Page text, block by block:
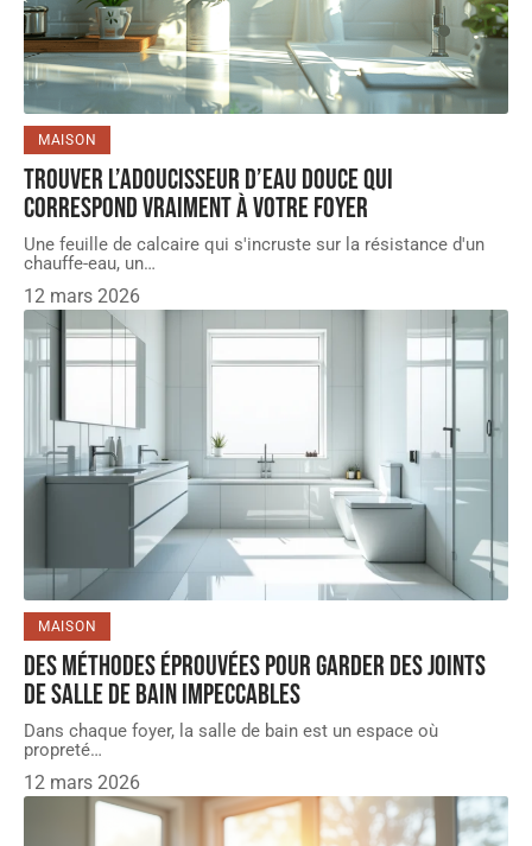
MAISON
Trouver l’adoucisseur d’eau douce qui
correspond vraiment à votre foyer
Une feuille de calcaire qui s'incruste sur la résistance d'un
chauffe-eau, un…
12 mars 2026
MAISON
Des méthodes éprouvées pour garder des joints
de salle de bain impeccables
Dans chaque foyer, la salle de bain est un espace où
propreté…
12 mars 2026